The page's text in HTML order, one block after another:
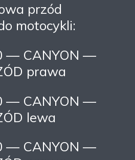
przód
motocykli:
— CANYON —
prawa
— CANYON —
lewa
— CANYON —